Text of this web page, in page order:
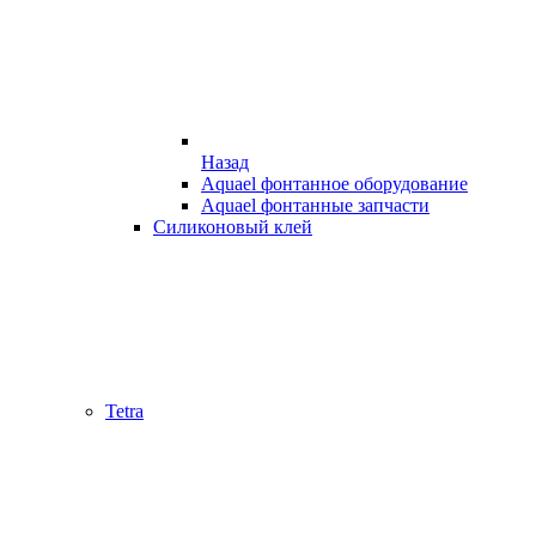
Назад
Aquael фонтанное оборудование
Aquael фонтанные запчасти
Силиконовый клей
Tetra